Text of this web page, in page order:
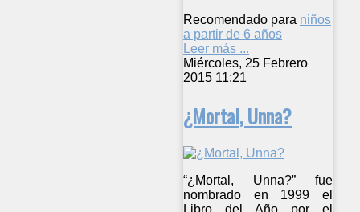
Recomendado para niños
a partir de 6 años
Leer más ...
Miércoles, 25 Febrero
2015 11:21
¿Mortal, Unna?
“¿Mortal, Unna?” fue
nombrado en 1999 el
Libro del Año por el